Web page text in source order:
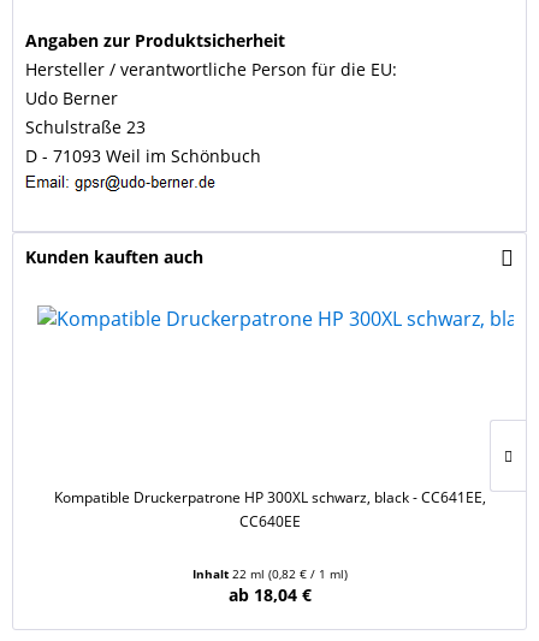
Angaben zur Produktsicherheit
Hersteller / verantwortliche Person für die EU:
Udo Berner
Schulstraße 23
D - 71093 Weil im Schönbuch
Kunden kauften auch
Kompatible Druckerpatrone HP 300XL schwarz, black - CC641EE,
CC640EE
Inhalt 22 ml (0,82 € / 1 ml)
ab 18,04 €